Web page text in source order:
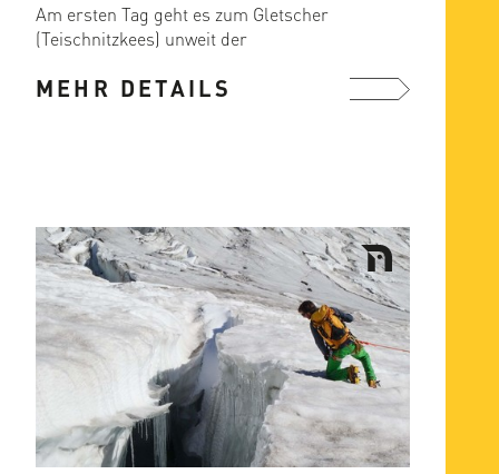
Am ersten Tag geht es zum Gletscher
(Teischnitzkees) unweit der
MEHR DETAILS